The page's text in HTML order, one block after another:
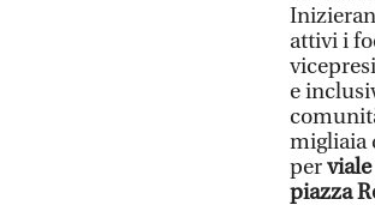
attivi i
e
migliaia
per
piazza